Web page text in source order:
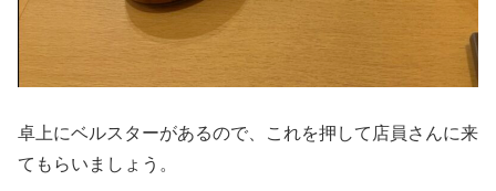
卓上にベルスターがあるので、これを押して店員さんに来
てもらいましょう。